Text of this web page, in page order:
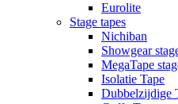
Eurolite
Stage tapes
Nichiban
Showgear
MegaTape
Isolatie Tape
Dubbelzijdige